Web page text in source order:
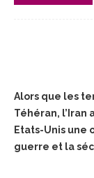
Alors que les
Téhéran, l’Iran
Etats-Unis une
guerre et la